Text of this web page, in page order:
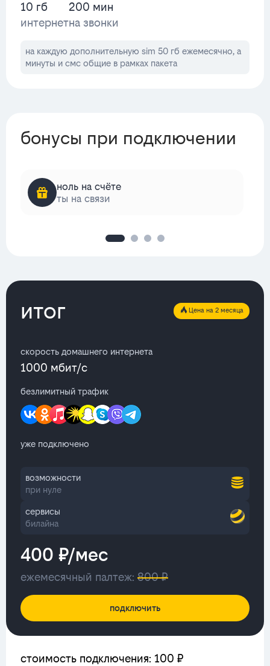
10 гб
интернет
200 мин
на звонки
на каждую дополнительную sim 50 гб ежемесячно, а
минуты и смс общие в рамках пакета
бонусы при подключении
ноль на счёте
ты на связи
итог Цена на 2 месяца
скорость домашнего интернета
1000 мбит/с
безлимитный трафик
уже подключено
возможности
при нуле
сервисы
билайна
400 ₽/мес
ежемесячный палтеж: 800 ₽
подключить
стоимость подключения: 100 ₽